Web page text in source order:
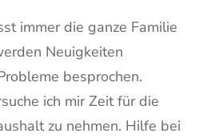
immer die ganze Familie
Neuigkeiten
besprochen.
ich mir Zeit für die
zu nehmen. Hilfe bei